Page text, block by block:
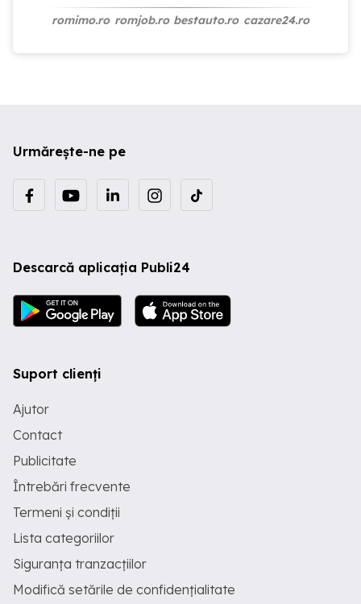
romimo.ro romjob.ro bestauto.ro cazare24.ro
Urmărește-ne pe
Descarcă aplicația Publi24
Suport clienți
Ajutor
Contact
Publicitate
Întrebări frecvente
Termeni și condiții
Lista categoriilor
Siguranța tranzacțiilor
Modifică setările de confidențialitate